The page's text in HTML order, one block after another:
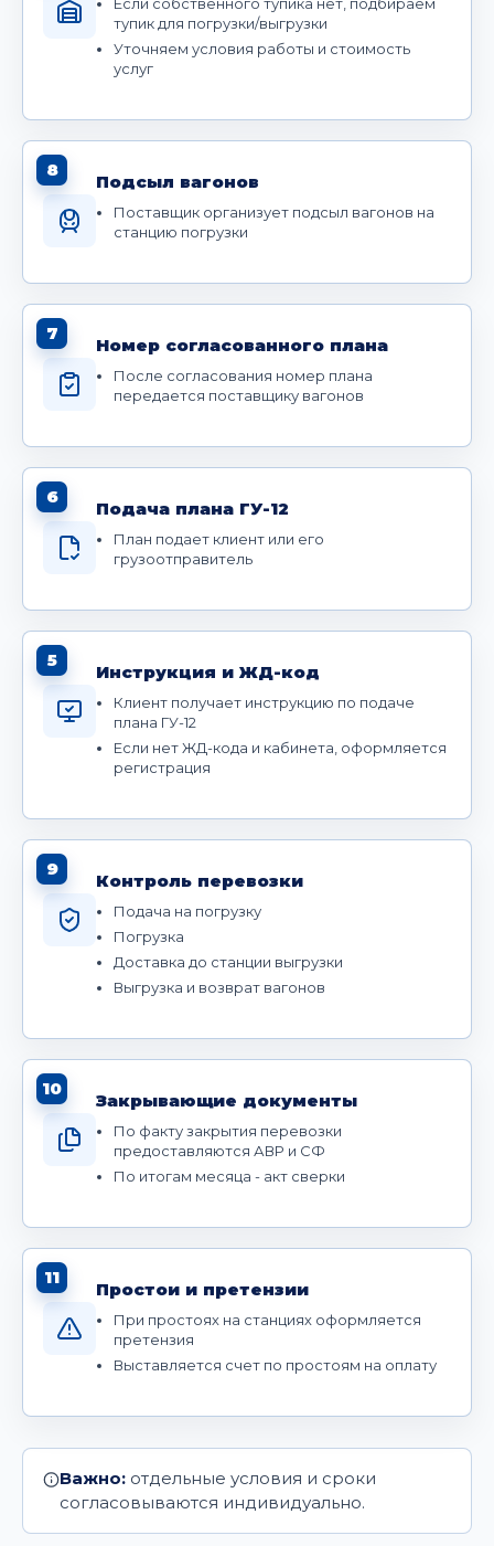
тупик для погрузки/выгрузки
Уточняем условия работы и стоимость
услуг
8
Подсыл вагонов
Поставщик организует подсыл вагонов на
станцию погрузки
7
Номер согласованного плана
После согласования номер плана
передается поставщику вагонов
6
Подача плана ГУ-12
План подает клиент или его
грузоотправитель
5
Инструкция и ЖД-код
Клиент получает инструкцию по подаче
плана ГУ-12
Если нет ЖД-кода и кабинета, оформляется
регистрация
9
Контроль перевозки
Подача на погрузку
Погрузка
Доставка до станции выгрузки
Выгрузка и возврат вагонов
10
Закрывающие документы
По факту закрытия перевозки
предоставляются АВР и СФ
По итогам месяца - акт сверки
11
Простои и претензии
При простоях на станциях оформляется
претензия
Выставляется счет по простоям на оплату
Важно: отдельные условия и сроки
согласовываются индивидуально.